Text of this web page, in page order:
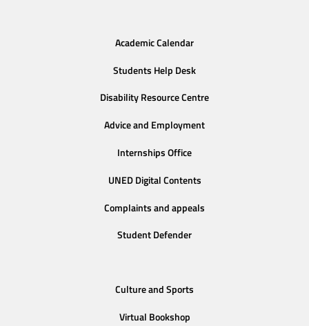
Academic Calendar
Students Help Desk
Disability Resource Centre
Advice and Employment
Internships Office
UNED Digital Contents
Complaints and appeals
Student Defender
Culture and Sports
Virtual Bookshop